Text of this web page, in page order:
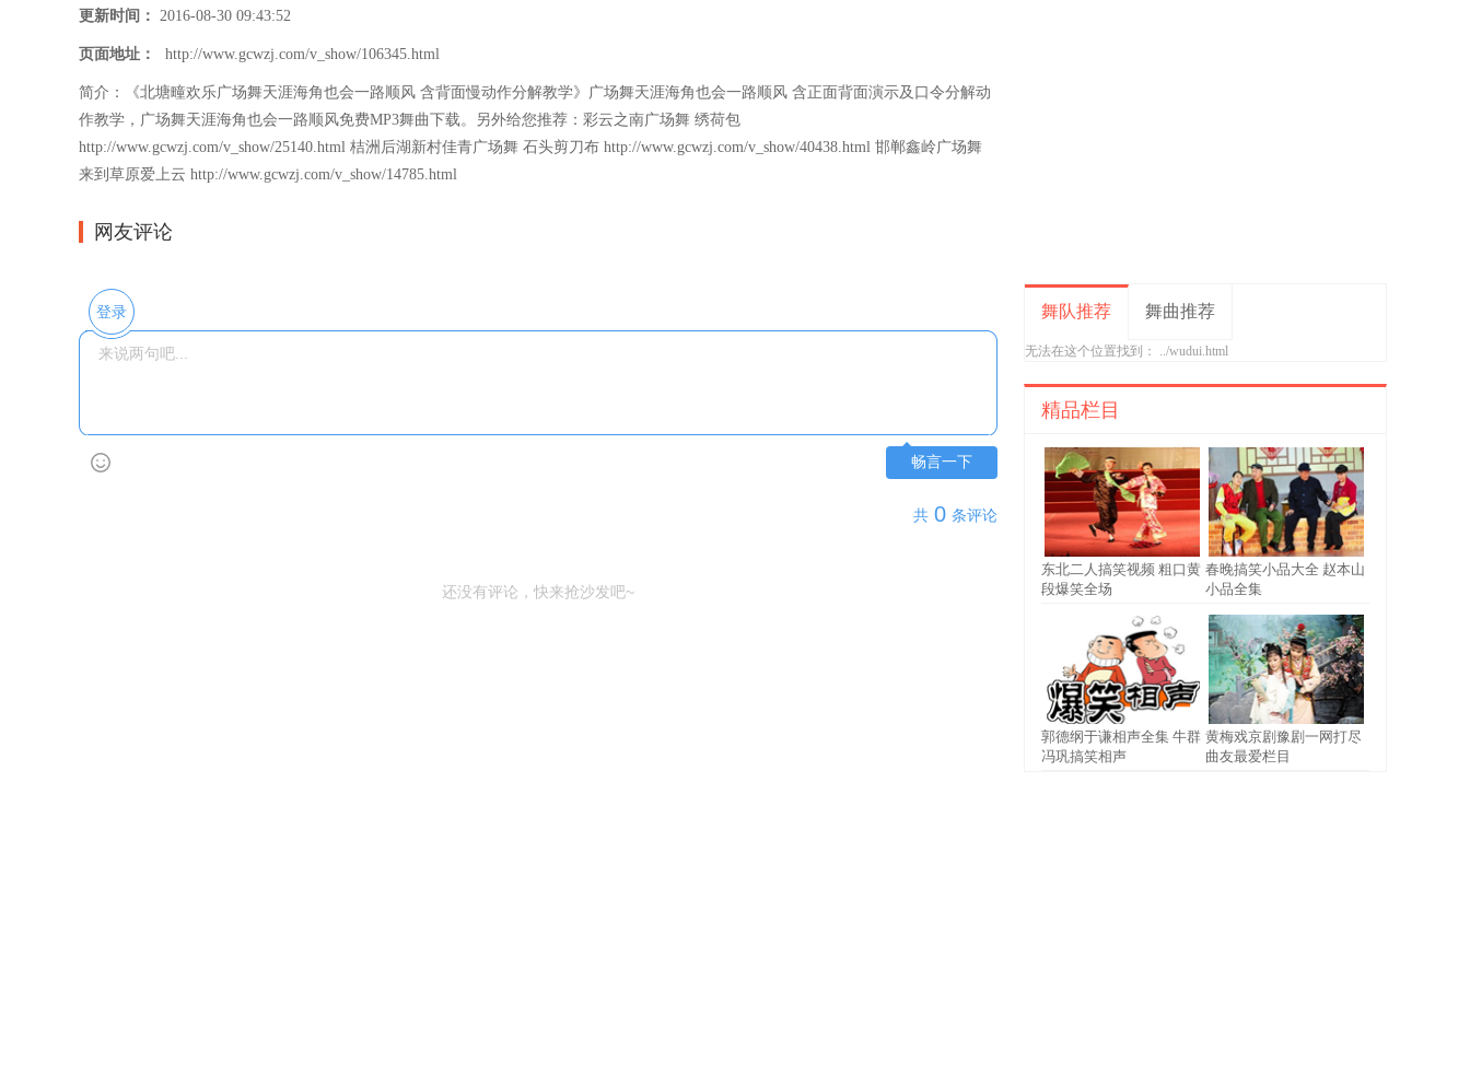
更新时间： 2016-08-30 09:43:52
页面地址： http://www.gcwzj.com/v_show/106345.html
简介：《北塘疃欢乐广场舞天涯海角也会一路顺风 含背面慢动作分解教学》 广场舞天涯海角也会一路顺风 含正面背面演示及口令分解动
作教学，广场舞天涯海角也会一路顺风免费MP3舞曲下载。另外给您推荐：彩云之南广场舞 绣荷包
http://www.gcwzj.com/v_show/25140.html 桔洲后湖新村佳青广场舞 石头剪刀布 http://www.gcwzj.com/v_show/40438.html 邯郸鑫岭广场舞
来到草原爱上云 http://www.gcwzj.com/v_show/14785.html
网友评论
登录
畅言一下
共 0 条评论
还没有评论，快来抢沙发吧~
舞队推荐 舞曲推荐
无法在这个位置找到： ../wudui.html
精品栏目
东北二人搞笑视频 粗口黄
段爆笑全场
春晚搞笑小品大全 赵本山
小品全集
郭德纲于谦相声全集 牛群
冯巩搞笑相声
黄梅戏京剧豫剧一网打尽
曲友最爱栏目